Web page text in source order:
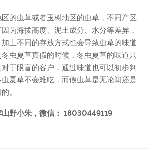
的虫草或者玉树地区的虫草，不同产区
为海拔高度、泥土成分、水分等差异，
上不同的存放方式也会导致虫草的味道
虫夏草真假的时候，冬虫夏草的味道只
于眼盲的客户，通过味道也可以初步判
夏草不会难吃，而假虫草是无论闻还是
。
山野小朱，微信： 18030449119